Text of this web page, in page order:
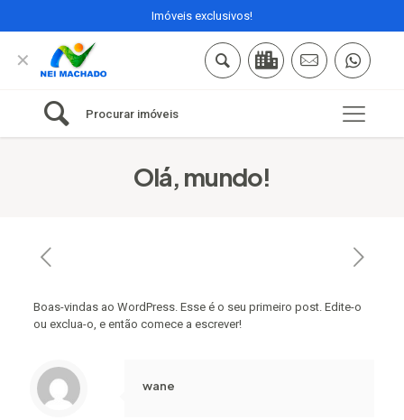
Imóveis exclusivos!
✕
Procurar imóveis
Olá, mundo!
Boas-vindas ao WordPress. Esse é o seu primeiro post. Edite-o
ou exclua-o, e então comece a escrever!
wane